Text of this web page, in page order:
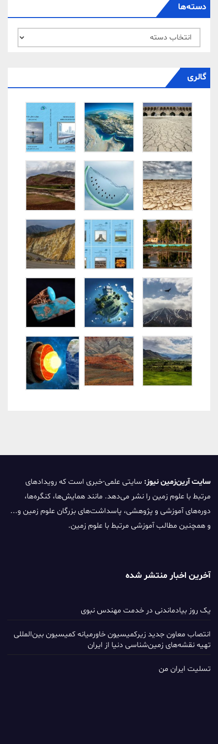
دسته‌ها
دسته‌ها
گالری
سایت آرین‌زمین نیوز: سایتی علمی-خبری است که رویدادهای
مرتبط با علوم زمین را نشر می‌دهد. مانند همایش‌ها، کنگره‌ها،
دوره‌های آموزشی و پژوهشی، پاسداشت‌های بزرگان علوم زمین و...
و همچنین مطالب آموزشی مرتبط با علوم زمین.
آخرین اخبار منتشر شده
یک روز بیادماندنی در خدمت مهندس نبوی
انتصاب معاون جدید زیرکمیسیون خاورمیانه کمیسیون بین‌المللی
تهیه نقشه‌های زمین‌شناسی دنیا از ایران
تسلیت ایران من